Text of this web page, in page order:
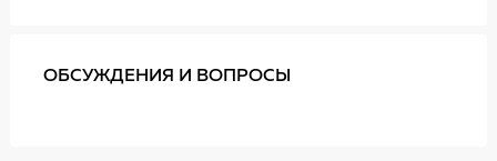
ОБСУЖДЕНИЯ И ВОПРОСЫ